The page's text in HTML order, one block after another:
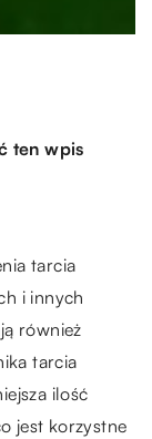
ten wpis
tarcia
i innych
również
tarcia
ilość
jest korzystne